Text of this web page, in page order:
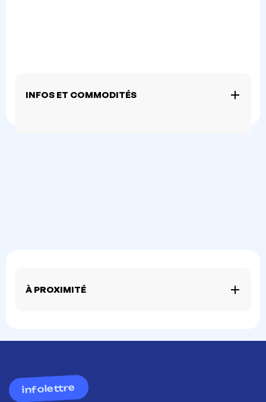
INFOS ET COMMODITÉS
À PROXIMITÉ
infolettre